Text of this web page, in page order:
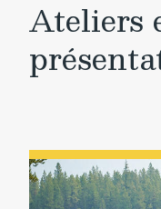
Ateliers